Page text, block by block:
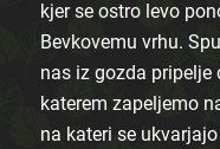
kjer se ostro levo
Bevkovemu vrhu.
nas iz gozda pripelje
katerem zapeljemo
na kateri se